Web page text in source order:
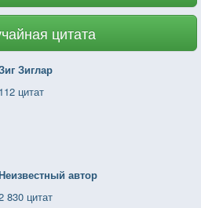
цитата
Зиглар
112 цитат
автор
830 цитат